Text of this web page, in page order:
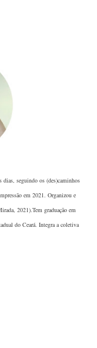
dias, seguindo os (des)caminhos
em 2021. Organizou e
2021).Tem graduação em
do Ceará. Integra a coletiva